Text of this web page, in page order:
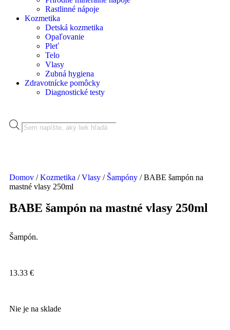
Rastlinné nápoje
Kozmetika
Detská kozmetika
Opaľovanie
Pleť
Telo
Vlasy
Zubná hygiena
Zdravotnícke pomôcky
Diagnostické testy
Domov /Kozmetika /Vlasy / Šampóny / BABE šampón na
mastné vlasy 250ml
BABE šampón na mastné vlasy 250ml
Šampón.
13.33 €
Nie je na sklade